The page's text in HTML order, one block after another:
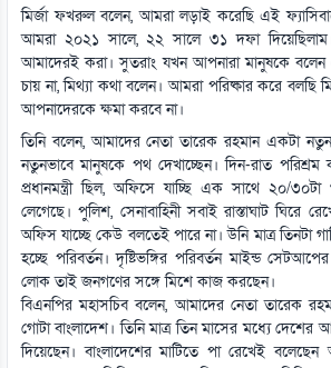
মির্জা ফখরুল বলেন, আমরা লড়াই করেছি এই
আমরা ২০২১ সালে, ২২ সালে ৩১ দফা
আমাদেরই করা। সুতরাং যখন আপনারা মানুষকে বলেন
চায় না, মিথ্যা কথা বলেন। আমরা পরিষ্কার করে বলছি
আপনাদেরকে ক্ষমা করবে না।
তিনি বলেন, আমাদের নেতা তারেক রহমান একটা
নতুনভাবে মানুষকে পথ দেখাচ্ছেন। দিন-রাত
প্রধানমন্ত্রী ছিল, অফিসে যাচ্ছি এক সাথে ২০/
লেগেছে। পুলিশ, সেনাবাহিনী সবাই রাস্তাঘাট ঘিরে
অফিস যাচ্ছে কেউ বলতেই পারে না। উনি মাত্র তিনটা
হচ্ছে পরিবর্তন। দৃষ্টিভঙ্গির পরিবর্তন মাইন্ড
লোক তাই জনগণের সঙ্গে মিশে কাজ করছেন।
বিএনপির মহাসচিব বলেন, আমাদের নেতা তারেক
গোটা বাংলাদেশ। তিনি মাত্র তিন মাসের মধ্যে
দিয়েছেন। বাংলাদেশের মাটিতে পা রেখেই